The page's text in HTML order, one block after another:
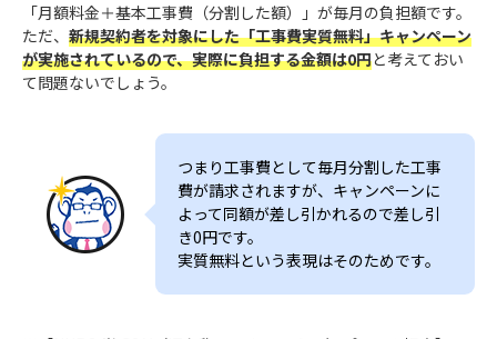
「月額料金＋基本工事費（分割した額）」が毎月の負担額です。
ただ、 新規契約者を対象にした「工事費実質無料」キャンペーン
が実施されているので、実際に負担する金額は0円と考えておい
て問題ないでしょう。
つまり工事費として毎月分割した工事
費が請求されますが、キャンペーンに
よって同額が差し引かれるので差し引
き0円です。
実質無料という表現はそのためです。